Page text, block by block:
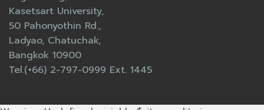
Kasetsart University,
50 Pahonyothin Rd.,
Ladyao, Chatuchak,
Bangkok 10900
Tel.(+66) 2-797-0999 Ext. 1445